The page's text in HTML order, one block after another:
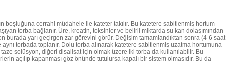
boşluğuna cerrahi müdahele ile kateter takılır. Bu katetere sabitlenmiş hortum
torba bağlanır. Üre, kreatin, toksinler ve belirli miktarda su kan dolaşımından
burada yarı geçirgen zar görevini görür. Değişim tamamlandıktan sonra (4-6 saat
aynı torbada toplanır. Dolu torba alınarak katetere sabitlenmiş uzatma hortumuna
taze solüsyon, diğeri disalisat için olmak üzere iki torba da kullanılabilir. Bu
açılıp kapanması göz önünde tutulursa kapalı bir sistem olmasıdır. Bu da